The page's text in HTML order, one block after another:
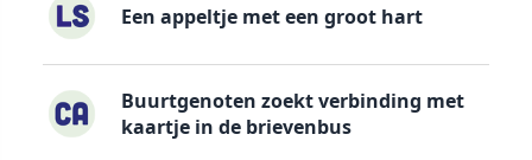
Een appeltje met een groot hart
Buurtgenoten zoekt verbinding met
kaartje in de brievenbus